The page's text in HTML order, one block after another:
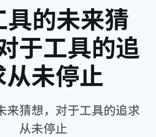
具的未来猜
于工具的追
从未停止
来猜想，对于工具的追求
从未停止